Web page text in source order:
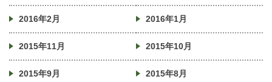
2016年2月 2016年1月
2015年11月 2015年10月
2015年9月 2015年8月